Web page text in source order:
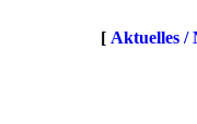
[ Aktuelles /